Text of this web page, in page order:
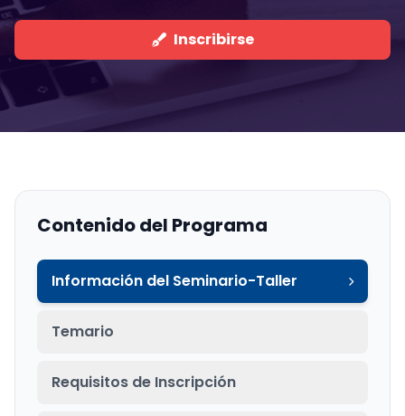
Inscribirse
Contenido del Programa
Información del Seminario-Taller
Temario
Requisitos de Inscripción